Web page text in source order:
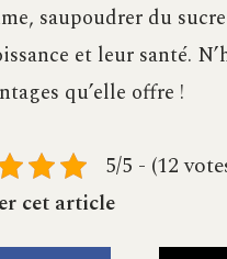
saupoudrer du
et leur santé.
qu’elle offre !
5/5 - (12
cet article